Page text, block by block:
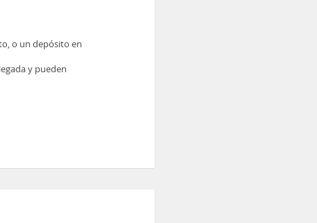
o un depósito en
y pueden